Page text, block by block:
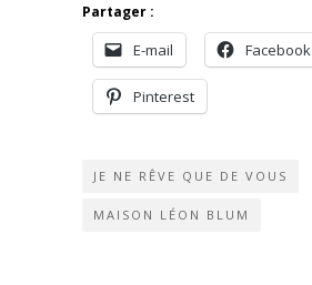
Partager :
E-mail Facebook
Pinterest
JE NE RÊVE QUE DE VOUS
MAISON LÉON BLUM